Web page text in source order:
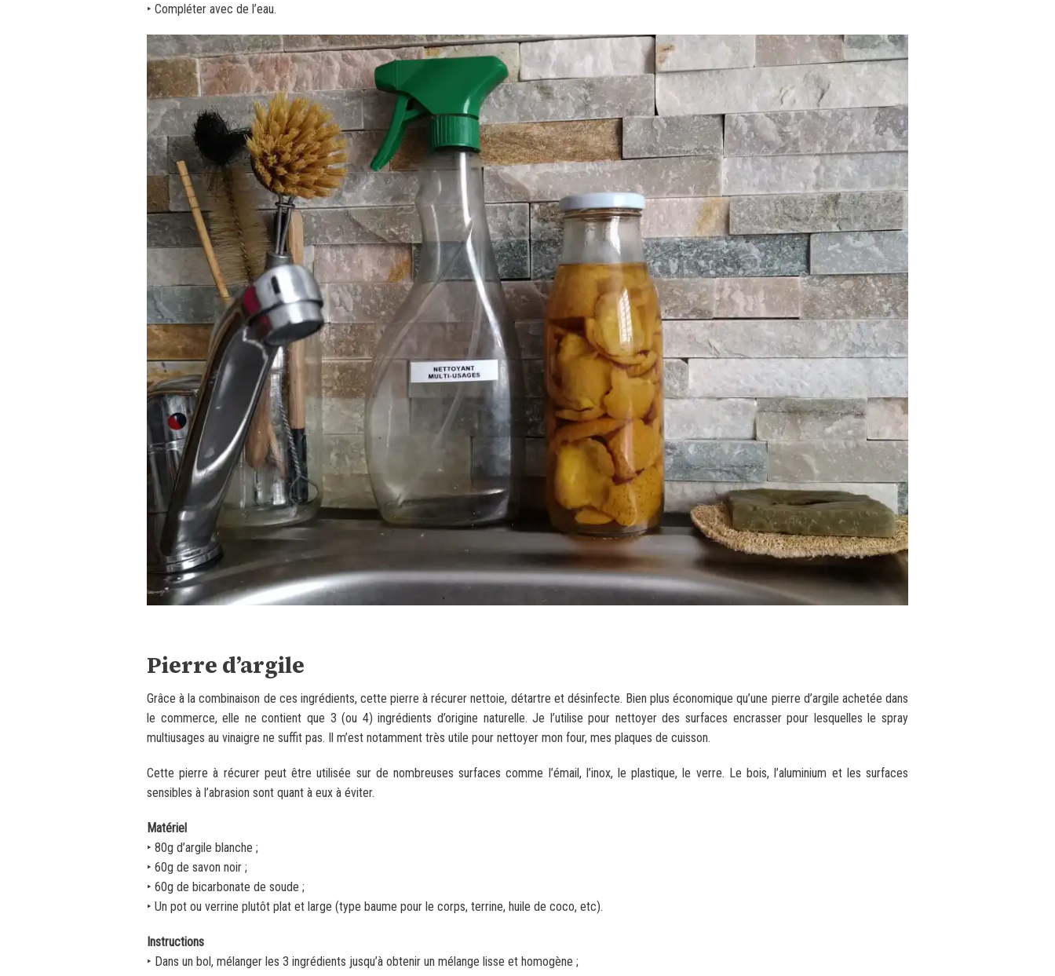
‣ Compléter avec de l’eau.
Pierre d’argile
Grâce à la combinaison de ces ingrédients, cette pierre à récurer nettoie, détartre et désinfecte. Bien plus économique qu’une pierre d’argile achetée dans
le commerce, elle ne contient que 3 (ou 4) ingrédients d’origine naturelle. Je l’utilise pour nettoyer des surfaces encrasser pour lesquelles le spray
multiusages au vinaigre ne suffit pas. Il m’est notamment très utile pour nettoyer mon four, mes plaques de cuisson.
Cette pierre à récurer peut être utilisée sur de nombreuses surfaces comme l’émail, l’inox, le plastique, le verre. Le bois, l’aluminium et les surfaces
sensibles à l’abrasion sont quant à eux à éviter.
Matériel
‣ 80g d’argile blanche ;
‣ 60g de savon noir ;
‣ 60g de bicarbonate de soude ;
‣ Un pot ou verrine plutôt plat et large (type baume pour le corps, terrine, huile de coco, etc).
Instructions
‣ Dans un bol, mélanger les 3 ingrédients jusqu’à obtenir un mélange lisse et homogène ;